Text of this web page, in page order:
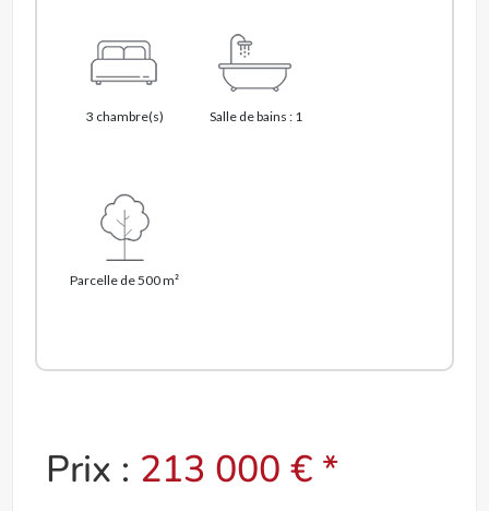
3 chambre(s) Salle de bains : 1
Parcelle de 500 m²
Prix : 213 000 € *